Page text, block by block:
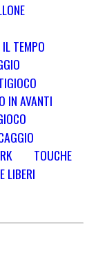
IL TEMPO
IN AVANTI
TOUCHE
LIBERI